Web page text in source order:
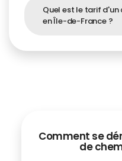
Quel est le tarif
en Île-de-France ?
Comment se
de